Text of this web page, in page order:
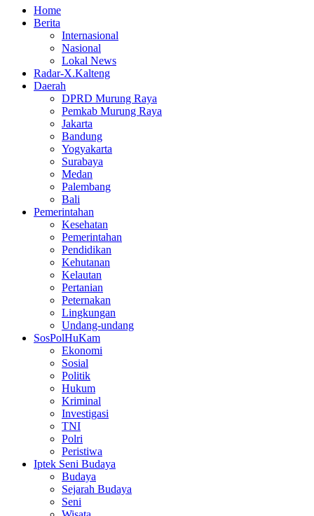
Home
Berita
Internasional
Nasional
Lokal News
Radar-X.Kalteng
Daerah
DPRD Murung Raya
Pemkab Murung Raya
Jakarta
Bandung
Yogyakarta
Surabaya
Medan
Palembang
Bali
Pemerintahan
Kesehatan
Pemerintahan
Pendidikan
Kehutanan
Kelautan
Pertanian
Peternakan
Lingkungan
Undang-undang
SosPolHuKam
Ekonomi
Sosial
Politik
Hukum
Kriminal
Investigasi
TNI
Polri
Peristiwa
Iptek Seni Budaya
Budaya
Sejarah Budaya
Seni